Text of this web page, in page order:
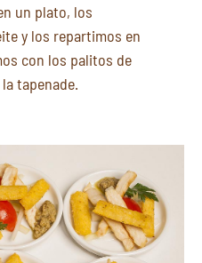
un plato, los
y los repartimos en
con los palitos de
tapenade.